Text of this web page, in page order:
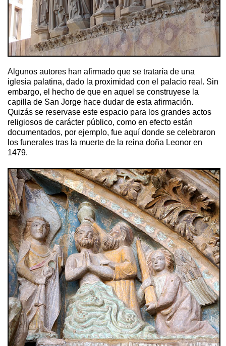
Algunos autores han afirmado que se trataría de una
iglesia palatina, dado la proximidad con el palacio real. Sin
embargo, el hecho de que en aquel se construyese la
capilla de San Jorge hace dudar de esta afirmación.
Quizás se reservase este espacio para los grandes actos
religiosos de carácter público, como en efecto están
documentados, por ejemplo, fue aquí donde se celebraron
los funerales tras la muerte de la reina doña Leonor en
1479.